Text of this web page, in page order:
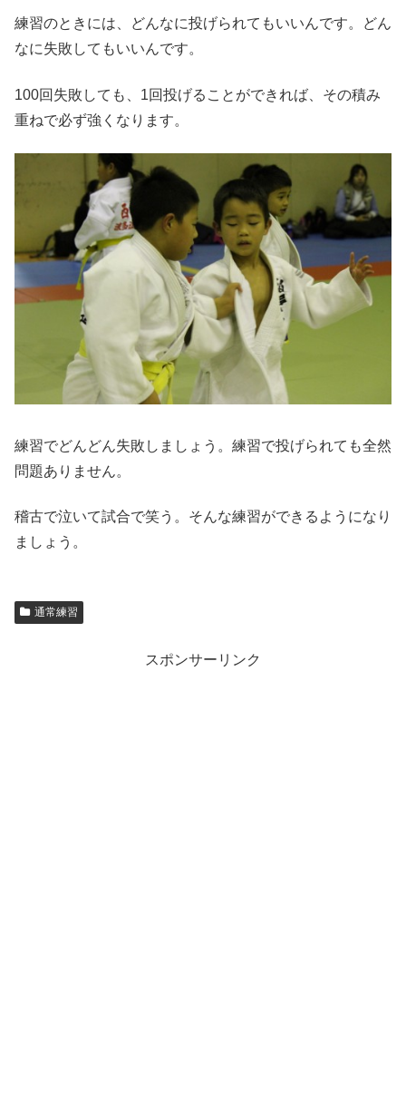
練習のときには、どんなに投げられてもいいんです。どん
なに失敗してもいいんです。
100回失敗しても、1回投げることができれば、その積み
重ねで必ず強くなります。
練習でどんどん失敗しましょう。練習で投げられても全然
問題ありません。
稽古で泣いて試合で笑う。そんな練習ができるようになり
ましょう。
通常練習
スポンサーリンク